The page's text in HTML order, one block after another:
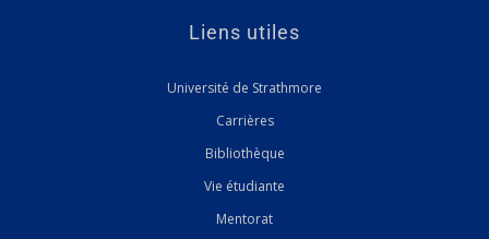
Liens utiles
Université de Strathmore
Carrières
Bibliothèque
Vie étudiante
Mentorat